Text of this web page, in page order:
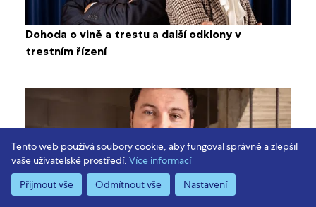
Dohoda o vině a trestu a další odklony v
trestním řízení
Tento web používá soubory cookie, aby fungoval správně a zlepšil
vaše uživatelské prostředí. Více informací
Přijmout vše
Odmítnout vše Nastavení